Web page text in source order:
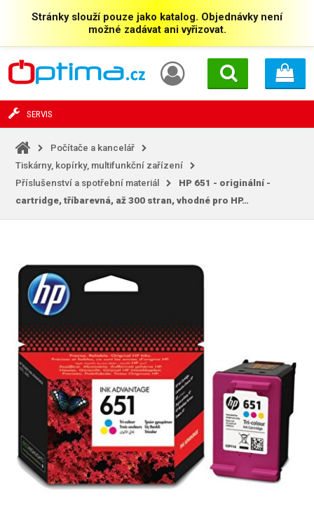
Stránky slouží pouze jako katalog. Objednávky není
možné zadávat ani vyřizovat.
SERVIS
Počítače a kancelář
Tiskárny, kopírky, multifunkční zařízení
Příslušenství a spotřební materiál
HP 651 - originální -
cartridge, tříbarevná, až 300 stran, vhodné pro HP…